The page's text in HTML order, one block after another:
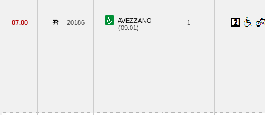
07.00 20186
AVEZZANO
(09.01)
1